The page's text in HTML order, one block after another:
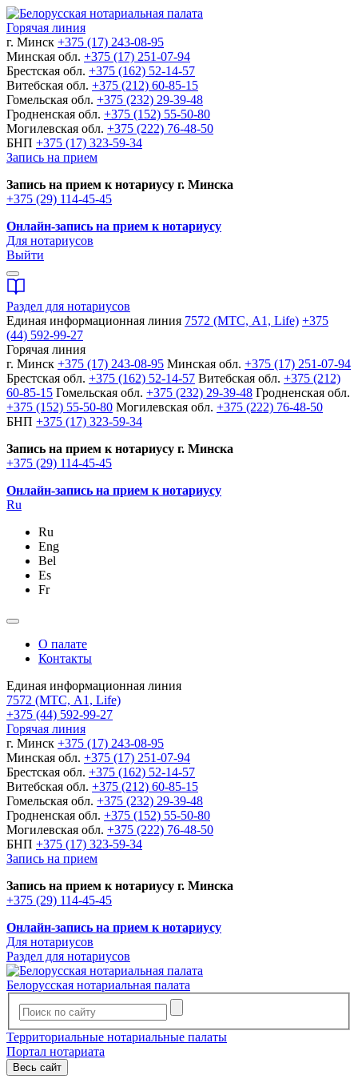
Горячая линия
г. Минск +375 (17) 243-08-95
Минская обл. +375 (17) 251-07-94
Брестская обл. +375 (162) 52-14-57
Витебская обл. +375 (212) 60-85-15
Гомельская обл. +375 (232) 29-39-48
Гродненская обл. +375 (152) 55-50-80
Могилевская обл. +375 (222) 76-48-50
БНП +375 (17) 323-59-34
Запись на прием
Запись на прием к нотариусу г. Минска
+375 (29) 114-45-45
Онлайн-запись на прием к нотариусу
Для нотариусов
Выйти
Раздел для нотариусов
Единая информационная линия 7572 (МТС, A1, Life) +375
(44) 592-99-27
Горячая линия
г. Минск +375 (17) 243-08-95 Минская обл. +375 (17) 251-07-94
Брестская обл. +375 (162) 52-14-57 Витебская обл. +375 (212)
60-85-15 Гомельская обл. +375 (232) 29-39-48 Гродненская обл.
+375 (152) 55-50-80 Могилевская обл. +375 (222) 76-48-50
БНП +375 (17) 323-59-34
Запись на прием к нотариусу г. Минска
+375 (29) 114-45-45
Онлайн-запись на прием к нотариусу
Ru
Ru
Eng
Bel
Es
Fr
О палате
Контакты
Единая информационная линия
7572 (МТС, A1, Life)
+375 (44) 592-99-27
Горячая линия
г. Минск +375 (17) 243-08-95
Минская обл. +375 (17) 251-07-94
Брестская обл. +375 (162) 52-14-57
Витебская обл. +375 (212) 60-85-15
Гомельская обл. +375 (232) 29-39-48
Гродненская обл. +375 (152) 55-50-80
Могилевская обл. +375 (222) 76-48-50
БНП +375 (17) 323-59-34
Запись на прием
Запись на прием к нотариусу г. Минска
+375 (29) 114-45-45
Онлайн-запись на прием к нотариусу
Для нотариусов
Раздел для нотариусов
Белорусская нотариальная палата
Территориальные нотариальные палаты
Портал нотариата
Весь сайт